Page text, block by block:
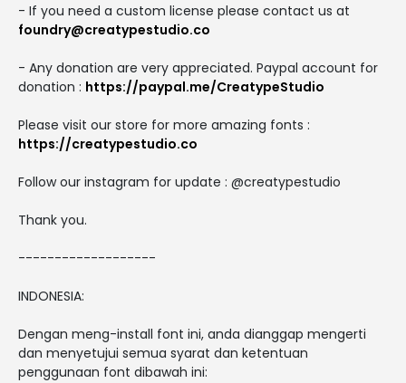
- If you need a custom license please contact us at
foundry@creatypestudio.co
- Any donation are very appreciated. Paypal account for
donation : https://paypal.me/CreatypeStudio
Please visit our store for more amazing fonts :
https://creatypestudio.co
Follow our instagram for update : @creatypestudio
Thank you.
-------------------
INDONESIA:
Dengan meng-install font ini, anda dianggap mengerti
dan menyetujui semua syarat dan ketentuan
penggunaan font dibawah ini: